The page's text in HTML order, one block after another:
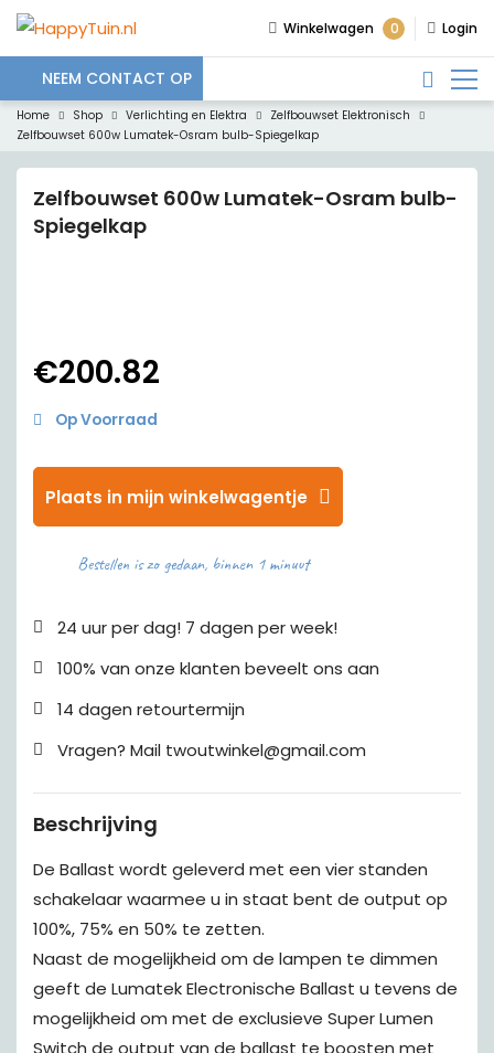
Winkelwagen 0 Login
NEEM CONTACT OP
Home Shop Verlichting en Elektra
Zelfbouwset Elektronisch
Zelfbouwset 600w Lumatek-Osram bulb-Spiegelkap
Zelfbouwset 600w Lumatek-Osram bulb-
Spiegelkap
€200.82
Op Voorraad
Plaats in mijn winkelwagentje
Bestellen is zo gedaan, binnen 1 minuut
24 uur per dag! 7 dagen per week!
100% van onze klanten beveelt ons aan
14 dagen retourtermijn
Vragen? Mail twoutwinkel@gmail.com
Beschrijving
De Ballast wordt geleverd met een vier standen
schakelaar waarmee u in staat bent de output op
100%, 75% en 50% te zetten.
Naast de mogelijkheid om de lampen te dimmen
geeft de Lumatek Electronische Ballast u tevens de
mogelijkheid om met de exclusieve Super Lumen
Switch de output van de ballast te boosten met